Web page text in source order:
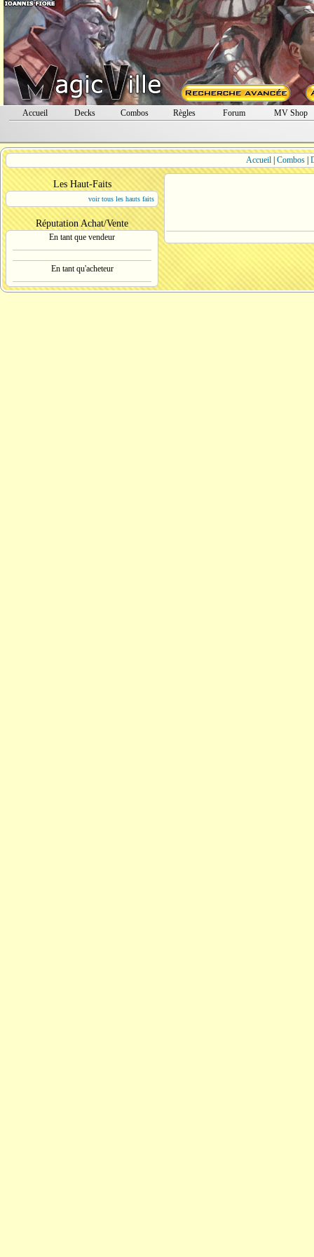
Accueil Decks Combos Règles Forum MV Shop
Accueil| Combos|
Les Haut-Faits
voir tous les hauts faits
Réputation Achat/Vente
En tant que vendeur
En tant qu'acheteur